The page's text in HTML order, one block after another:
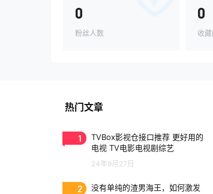
0
粉丝人数
0
收
热门文章
1
TVBox影视仓接口推荐 更好用的
电视 TV电影电视剧综艺
24年9月27日
2
没有单纯的渣男海王，如何激发